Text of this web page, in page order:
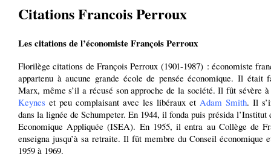
Citations Francois Perroux
Les citations de l’économiste François Perroux
Florilège citations de François Perroux (1901-1987) : économiste
appartenu à aucune grande école de pensée économique. Il était
Marx, même s’il a récusé son approche de la société. Il fût sévère à
Keynes et peu complaisant avec les libéraux et Adam Smith. Il
dans la lignée de Schumpeter. En 1944, il fonda puis présida l’Institut
Economique Appliquée (ISEA). En 1955, il entra au Collège de
enseigna jusqu’à sa retraite. Il fût membre du Conseil économique
1959 à 1969.